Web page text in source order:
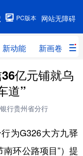
网站无障碍
PC版本
新动能 新画卷
能 新画卷
视频
州 健康贵州
亿元铺就乌
道”
行贵州省分行
为G326大方九驿
环公路项目”）提